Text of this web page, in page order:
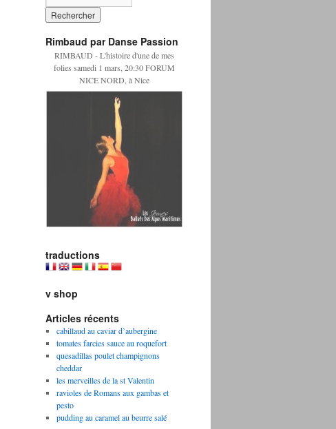
Rimbaud par Danse Passion
RIMBAUD - L'histoire d'une de mes
folies samedi 1 mars, 20:30 FORUM
NICE NORD, à Nice
traductions
v shop
Articles récents
cabillaud au caviar d’aubergine
tomates farcies sauce au roquefort
quesadillas poulet champignons
cheddar
les merveilles de la st Valentin
ravioles de Romans aux gambas et
pesto
pudding au caramel au beurre salé